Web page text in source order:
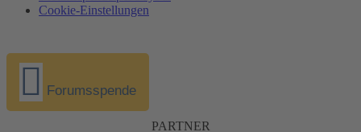
Cookie-Einstellungen
Forumsspende
PARTNER